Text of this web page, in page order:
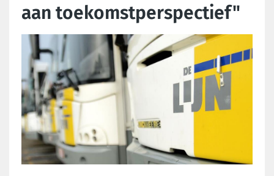
aan toekomstperspectief"